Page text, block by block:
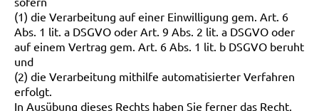
(1) die Verarbeitung auf einer Einwilligung gem. Art. 6
Abs. 1 lit. a DSGVO oder Art. 9 Abs. 2 lit. a DSGVO oder
auf einem Vertrag gem. Art. 6 Abs. 1 lit. b DSGVO beruht
und
(2) die Verarbeitung mithilfe automatisierter Verfahren
erfolgt.
In Ausübung dieses Rechts haben Sie ferner das Recht,